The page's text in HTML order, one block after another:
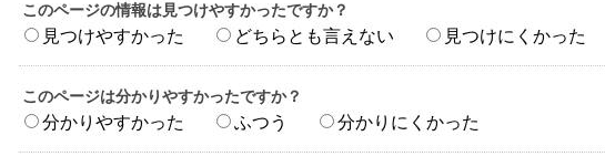
このページの情報は見つけやすかったですか？
見つけやすかった どちらとも言えない 見つけにくかった
このページは分かりやすかったですか？
分かりやすかった ふつう 分かりにくかった